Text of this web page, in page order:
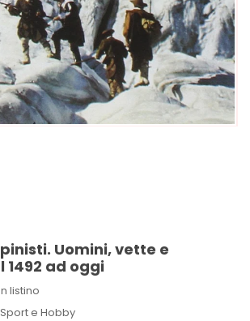
Uomini, vette e
1492 ad oggi
listino
e Hobby